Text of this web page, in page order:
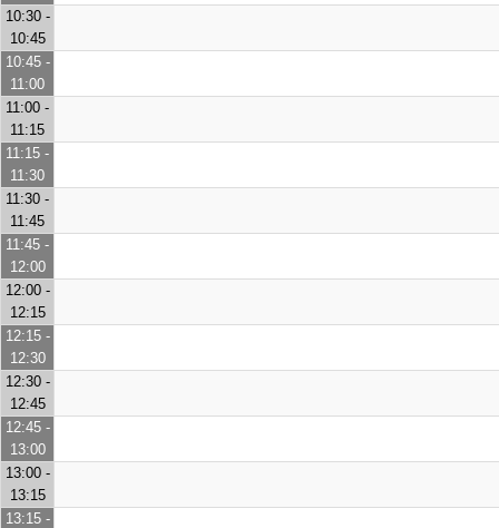
10:30 -
10:45
10:45 -
11:00
11:00 -
11:15
11:15 -
11:30
11:30 -
11:45
11:45 -
12:00
12:00 -
12:15
12:15 -
12:30
12:30 -
12:45
12:45 -
13:00
13:00 -
13:15
13:15 -